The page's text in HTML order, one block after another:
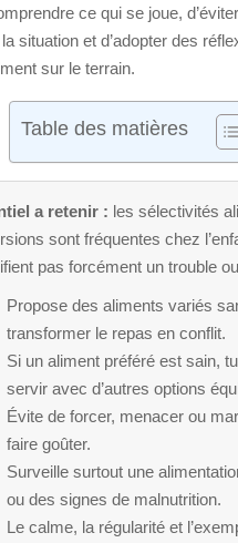
ce qui se joue,
situation et d’adopter des
sur le terrain.
Table des matières
a retenir : les sélectivités
sont fréquentes chez
pas forcément un trouble
Propose des aliments variés
transformer le repas en conflit.
Si un aliment préféré est sain,
servir avec d’autres options
Évite de forcer, menacer ou
faire goûter.
Surveille surtout une
ou des signes de malnutrition.
Le calme, la régularité et